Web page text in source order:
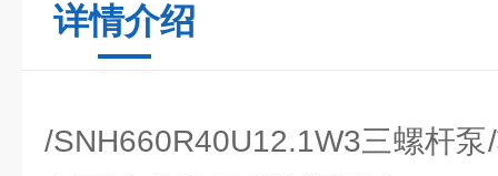
详情介绍
/SNH660R40U12.1W3三螺杆